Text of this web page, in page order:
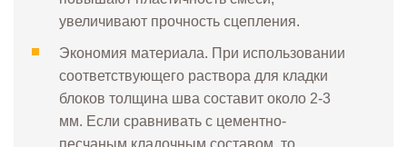
увеличивают прочность сцепления.
Экономия материала. При использовании
соответствующего раствора для кладки
блоков толщина шва составит около 2-3
мм. Если сравнивать с цементно-
песчаным кладочным составом, то